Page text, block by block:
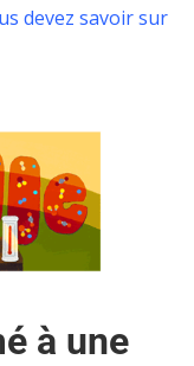
devez savoir sur
à une